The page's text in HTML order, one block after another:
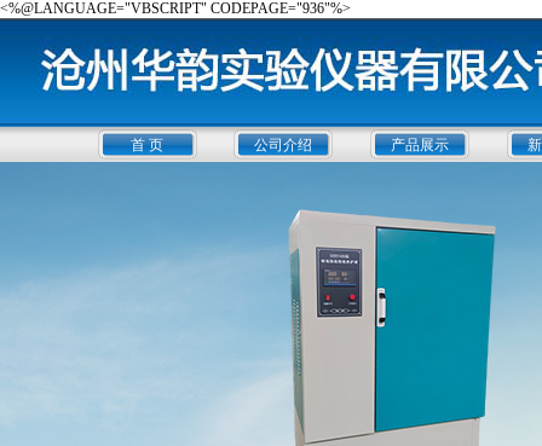
<%@LANGUAGE="VBSCRIPT" CODEPAGE="936"%>
首 页 公司介绍 产品展示